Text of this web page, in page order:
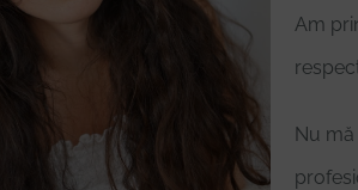
Am
Nu